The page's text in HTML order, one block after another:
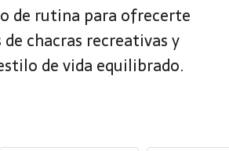
de rutina para ofrecerte
chacras recreativas y
de vida equilibrado.